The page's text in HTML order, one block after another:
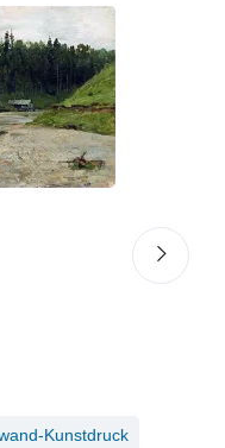
Kunstdruck